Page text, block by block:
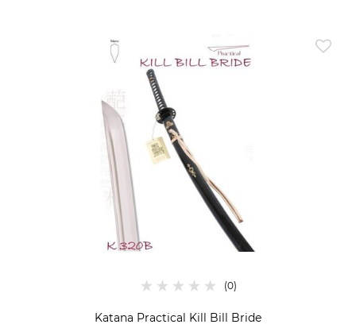
Katana Practical Kill Bill Bride